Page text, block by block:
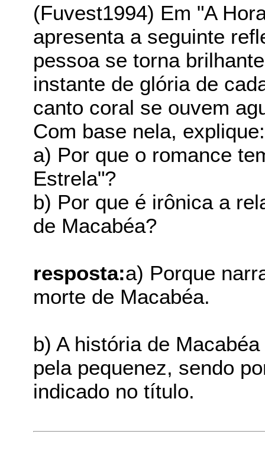
(Fuvest1994) Em "A
apresenta a seguinte
pessoa se torna
instante de glória de
canto coral se ouvem
Com base nela, explique:
a) Por que o romance
Estrela"?
b) Por que é irônica a
de Macabéa?
resposta:a) Porque
morte de Macabéa.
b) A história de
pela pequenez, sendo
indicado no título.